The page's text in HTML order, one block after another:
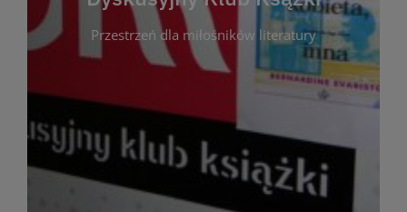
Przestrzeń dla miłośników literatury
Dyskusyjny Klub Ksążki
Dyskusyjny Klub Książki to przestrzeń dla
miłośników literatury, którzy lubią dzielić się
opiniami i emocjami po lekturze. Spotykamy się
regularnie, by rozmawiać o wybranych tytułach z
różnych gatunków literackich. Każde spotkanie to
okazja do inspirującej dyskusji, wymiany